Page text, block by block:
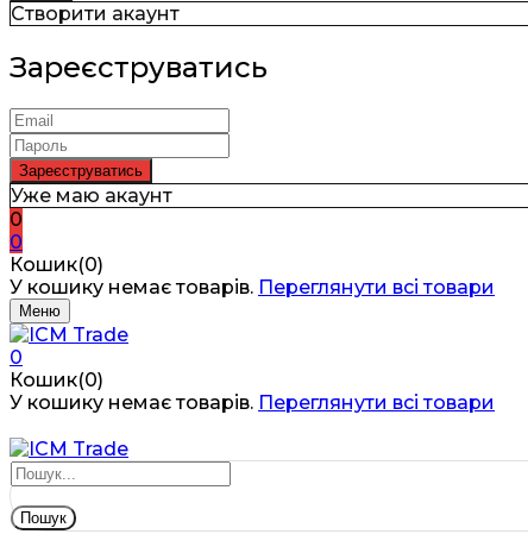
Створити акаунт
Зареєструватись
Уже маю акаунт
0
0
Кошик(0)
У кошику немає товарів. Переглянути всі товари
Меню
0
Кошик(0)
У кошику немає товарів. Переглянути всі товари
Пошук